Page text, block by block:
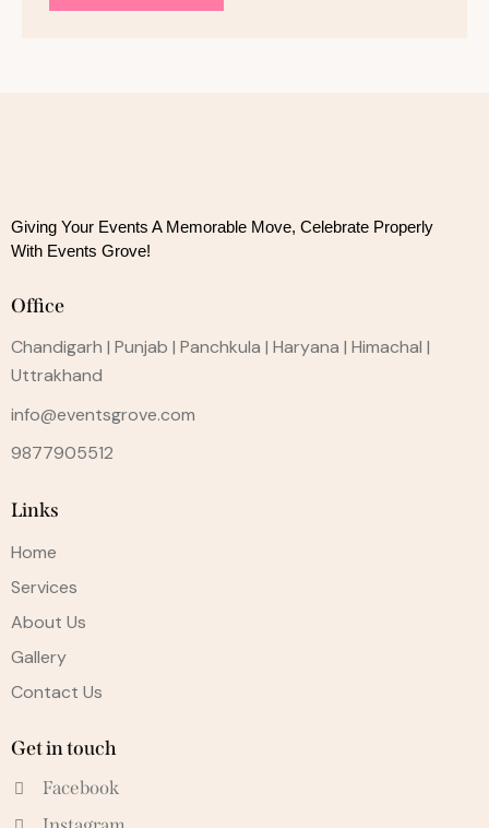
Giving Your Events A Memorable Move, Celebrate Properly
With Events Grove!
Office
Chandigarh | Punjab | Panchkula | Haryana | Himachal |
Uttrakhand
info@eventsgrove.com
9877905512
Links
Home
Services
About Us
Gallery
Contact Us
Get in touch
Facebook